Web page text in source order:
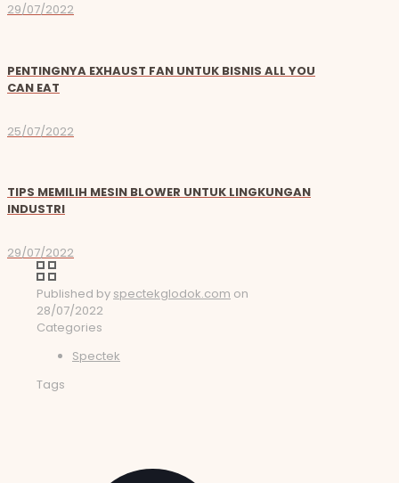
29/07/2022
PENTINGNYA EXHAUST FAN UNTUK BISNIS ALL YOU
CAN EAT
25/07/2022
TIPS MEMILIH MESIN BLOWER UNTUK LINGKUNGAN
INDUSTRI
29/07/2022
Published by spectekglodok.com on
28/07/2022
Categories
Spectek
Tags